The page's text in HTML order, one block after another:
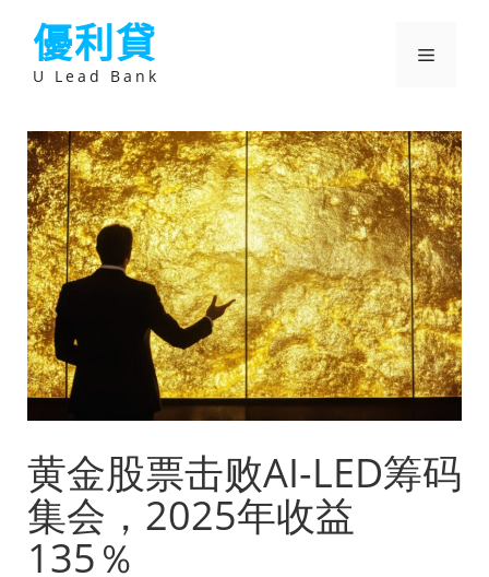
優利貸
U Lead Bank
選
黄金股票击败AI-LED筹码
集会，2025年收益
135％